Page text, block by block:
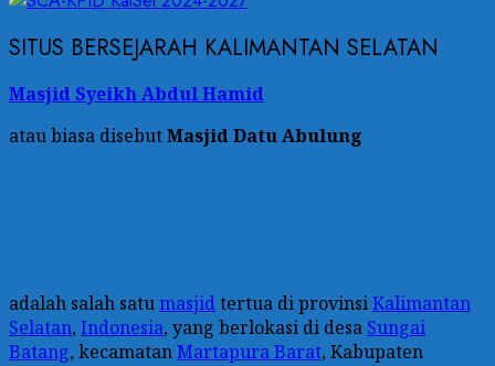
SITUS BERSEJARAH KALIMANTAN SELATAN
Masjid Syeikh Abdul Hamid
atau biasa disebutMasjid Datu Abulung
adalah salah satumasjidtertua di provinsiKalimantan
Selatan, Indonesia, yang berlokasi di desa Sungai
Batang, kecamatanMartapura Barat, Kabupaten